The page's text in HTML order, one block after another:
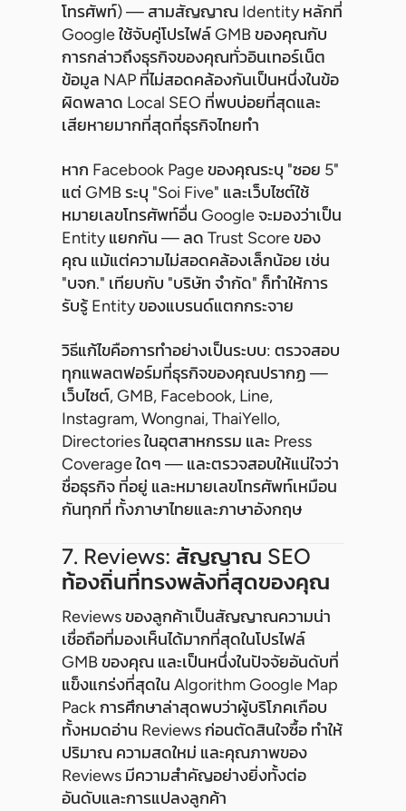
โทรศัพท์) — สามสัญญาณ Identity หลักที่
Google ใช้จับคู่โปรไฟล์ GMB ของคุณกับ
การกล่าวถึงธุรกิจของคุณทั่วอินเทอร์เน็ต
ข้อมูล NAP ที่ไม่สอดคล้องกันเป็นหนึ่งในข้อ
ผิดพลาด Local SEO ที่พบบ่อยที่สุดและ
เสียหายมากที่สุดที่ธุรกิจไทยทำ
หาก Facebook Page ของคุณระบุ "ซอย 5"
แต่ GMB ระบุ "Soi Five" และเว็บไซต์ใช้
หมายเลขโทรศัพท์อื่น Google จะมองว่าเป็น
Entity แยกกัน — ลด Trust Score ของ
คุณ แม้แต่ความไม่สอดคล้องเล็กน้อย เช่น
"บจก." เทียบกับ "บริษัท จำกัด" ก็ทำให้การ
รับรู้ Entity ของแบรนด์แตกกระจาย
วิธีแก้ไขคือการทำอย่างเป็นระบบ: ตรวจสอบ
ทุกแพลตฟอร์มที่ธุรกิจของคุณปรากฏ —
เว็บไซต์, GMB, Facebook, Line,
Instagram, Wongnai, ThaiYello,
Directories ในอุตสาหกรรม และ Press
Coverage ใดๆ — และตรวจสอบให้แน่ใจว่า
ชื่อธุรกิจ ที่อยู่ และหมายเลขโทรศัพท์เหมือน
กันทุกที่ ทั้งภาษาไทยและภาษาอังกฤษ
7. Reviews: สัญญาณ SEO
ท้องถิ่นที่ทรงพลังที่สุดของคุณ
Reviews ของลูกค้าเป็นสัญญาณความน่า
เชื่อถือที่มองเห็นได้มากที่สุดในโปรไฟล์
GMB ของคุณ และเป็นหนึ่งในปัจจัยอันดับที่
แข็งแกร่งที่สุดใน Algorithm Google Map
Pack การศึกษาล่าสุดพบว่าผู้บริโภคเกือบ
ทั้งหมดอ่าน Reviews ก่อนตัดสินใจซื้อ ทำให้
ปริมาณ ความสดใหม่ และคุณภาพของ
Reviews มีความสำคัญอย่างยิ่งทั้งต่อ
อันดับและการแปลงลูกค้า